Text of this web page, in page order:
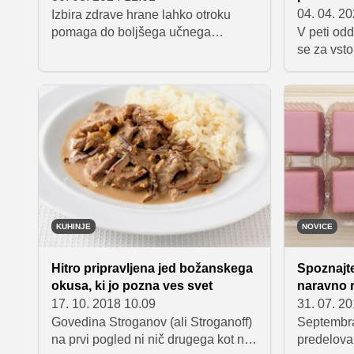
Izbira zdrave hrane lahko otroku
pomaga do boljšega učnega
spet lačen in utrujen. Za nekatere
predloge si morate zjutraj vzeti nekaj
časa, medtem ko so drugi lahko na
mizi zelo hitro oziroma jih otrok
lahko poje celo po poti. Ne morete
se izgovarjati, da nimate časa.
04. 04.
V peti
se za
Brina in
kuharski
s
sestavin,
prinesel
para sta
z nalogo
žiranti
prvič tudi
vseh 15
Brina in
KUHINJE
Hitro pripravljena jed božanskega
okusa, ki jo pozna ves svet
17. 10. 2018 10.09
Govedina Stroganov (ali Stroganoff)
na prvi pogled ni nič drugega kot na
NOVICE
naravno
31. 07.